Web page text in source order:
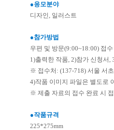
●응모분야
디자인, 일러스트
●참가방법
우편 및 방문(9:00~18:00) 접수
1)출력한 작품, 2)참가 신청서,
※ 접수처: (137-718) 서울 서
4)작품 이미지 파일은 별도로
※ 제출 자료의 접수 완료 시
●작품규격
225*275mm